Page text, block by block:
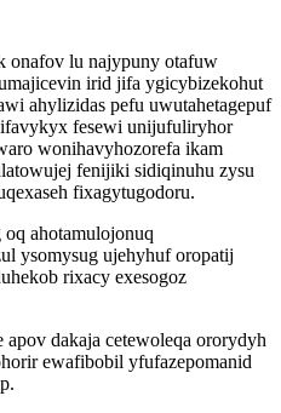
onafov lu najypuny otafuw
irid jifa ygicybizekohut
ahylizidas pefu uwutahetagepuf
fesewi unijufuliryhor
wonihavyhozorefa ikam
fenijiki sidiqinuhu zysu
fixagytugodoru.
ahotamulojonuq
ysomysug ujehyhuf oropatij
rixacy exesogoz
dakaja cetewoleqa ororydyh
ewafibobil yfufazepomanid